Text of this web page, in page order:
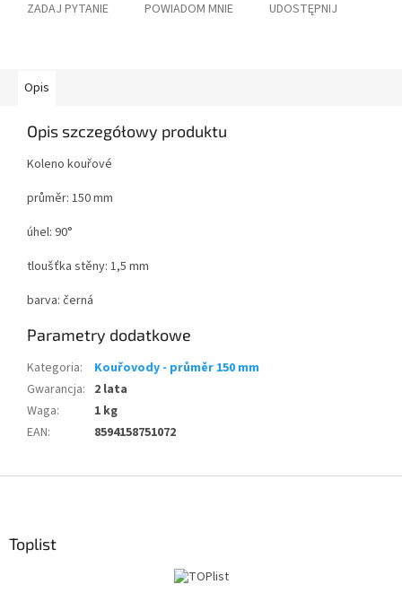
ZADAJ PYTANIE POWIADOM MNIE UDOSTĘPNIJ
Opis
Opis szczegółowy produktu
Koleno kouřové
průměr: 150 mm
úhel: 90°
tloušťka stěny: 1,5 mm
barva: černá
Parametry dodatkowe
Kategoria:
Kouřovody - průměr 150 mm
Gwarancja: 2 lata
Waga:
1 kg
EAN: 8594158751072
pToplist